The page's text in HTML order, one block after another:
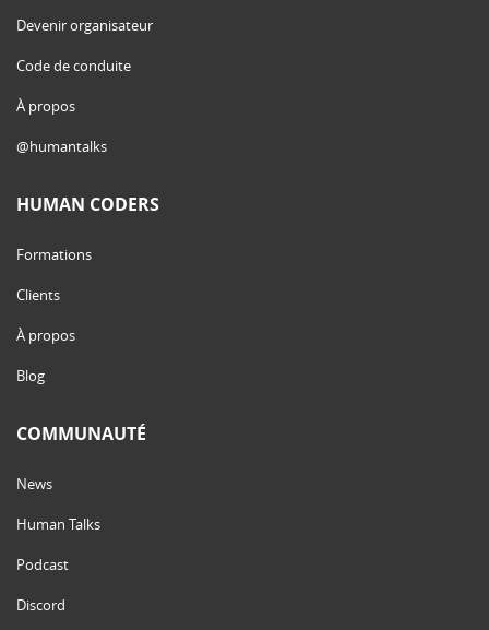
Devenir organisateur
Code de conduite
À propos
@humantalks
HUMAN CODERS
Formations
Clients
À propos
Blog
COMMUNAUTÉ
News
Human Talks
Podcast
Discord